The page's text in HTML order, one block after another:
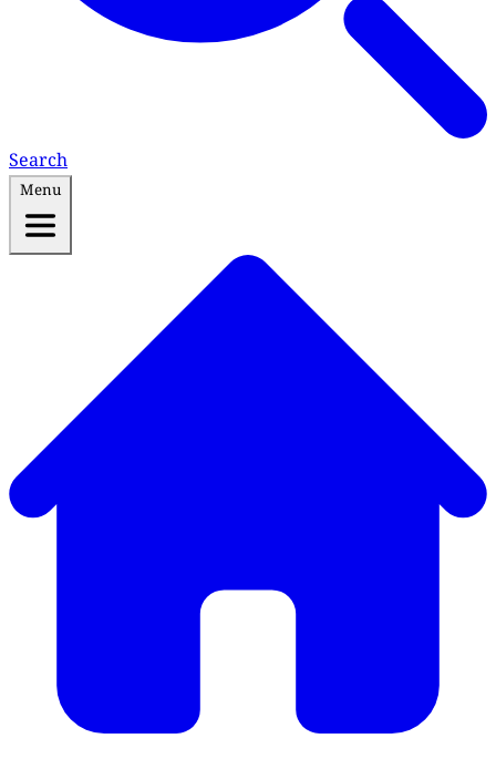
Search
Menu